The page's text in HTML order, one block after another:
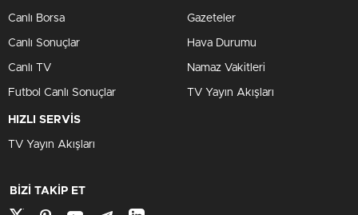
Canlı Borsa
Canlı Sonuçlar
Canlı TV
Futbol Canlı Sonuçlar
Gazeteler
Hava Durumu
Namaz Vakitleri
TV Yayın Akışları
HIZLI SERVİS
TV Yayın Akışları
BİZİ TAKİP ET